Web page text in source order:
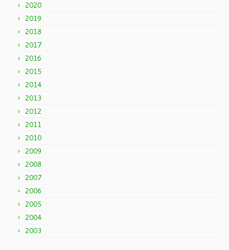
2020
2019
2018
2017
2016
2015
2014
2013
2012
2011
2010
2009
2008
2007
2006
2005
2004
2003